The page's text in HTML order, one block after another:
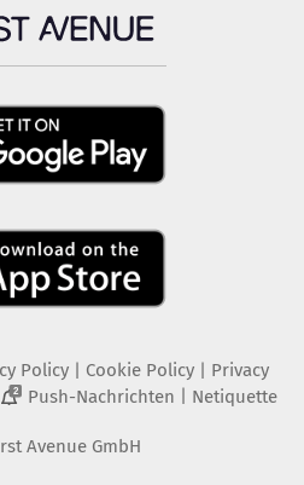
Policy| Cookie Policy| Privacy
2 Push-Nachrichten Netiquette
Avenue GmbH